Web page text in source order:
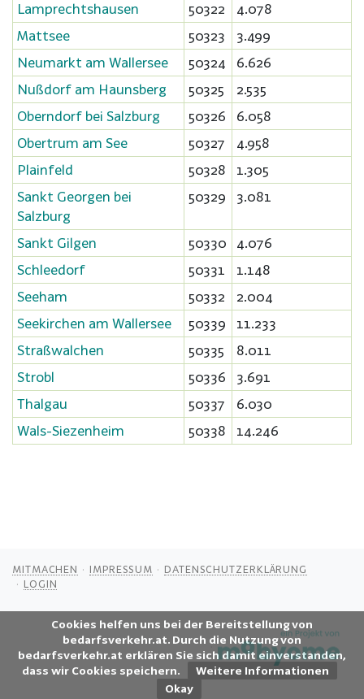
Cookies helfen uns bei der Bereitstellung von
bedarfsverkehr.at. Durch die Nutzung von
bedarfsverkehr.at erklären Sie sich damit einverstanden,
dass wir Cookies speichern.
Weitere Informationen
Lamprechtshausen
50322
4.078
Mattsee
50323
3.499
Neumarkt am Wallersee
50324
6.626
Nußdorf am Haunsberg
50325
2.535
Oberndorf bei Salzburg
50326
6.058
Obertrum am See
50327
4.958
Plainfeld
50328
1.305
Sankt Georgen bei
Salzburg
50329 3.081
Sankt Gilgen 50330
4.076
Schleedorf
50331
1.148
Seeham
50332
2.004
Seekirchen am Wallersee
50339
11.233
Straßwalchen
50335
8.011
Strobl
50336
3.691
Thalgau
50337
6.030
Wals-Siezenheim
50338 14.246
MITMACHEN IMPRESSUM
DATENSCHUTZERKLÄRUNG
LOGIN